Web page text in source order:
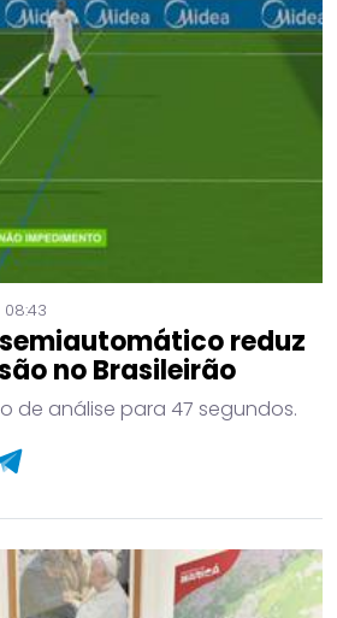
reduz
no Brasileirão
de análise para 47 segundos.